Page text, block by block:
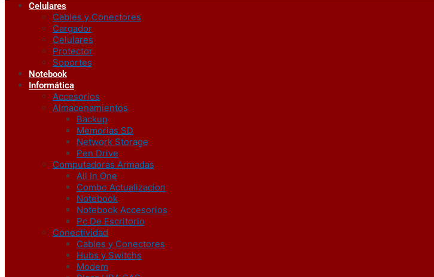
Celulares
Cables y Conectores
Cargador
Celulares
Protector
Soportes
Notebook
Informática
Accesorios
Almacenamientos
Backup
Memorias SD
Network Storage
Pen Drive
Computadoras Armadas
All In One
Combo Actualizacion
Notebook
Notebook Accesorios
Pc De Escritorio
Conectividad
Cables y Conectores
Hubs y Switchs
Modem